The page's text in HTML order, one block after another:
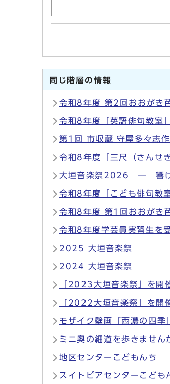
同じ階層の情報
令和8年度 第2回おおがき
令和8年度「英語俳句教室
第1回 市収蔵 守屋多々志
令和8年度「三尺（さんせ
大垣音楽祭2026 ― 響け
令和8年度「こども俳句教
令和8年度 第1回おおがき
令和8年度学芸員実習生を
2025 大垣音楽祭
2024 大垣音楽祭
「2023大垣音楽祭」を開
「2022大垣音楽祭」を開
モザイク壁画「西濃の四季
ミニ奥の細道を歩きません
地区センターこどもんち
スイトピアセンターこども